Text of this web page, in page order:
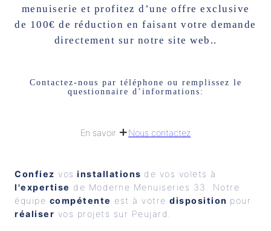
menuiserie et profitez d’une offre exclusive
de 100€ de réduction en faisant votre demande
directement sur notre site web..
Contactez-nous par téléphone ou remplissez le
questionnaire d’informations:
En savoir Nous contactez
Confiez vos installations
l'expertise de Moderne Menuiseries 33. Notre
équipe compétente est à votre disposition
réaliser vos projets sur Peujard.